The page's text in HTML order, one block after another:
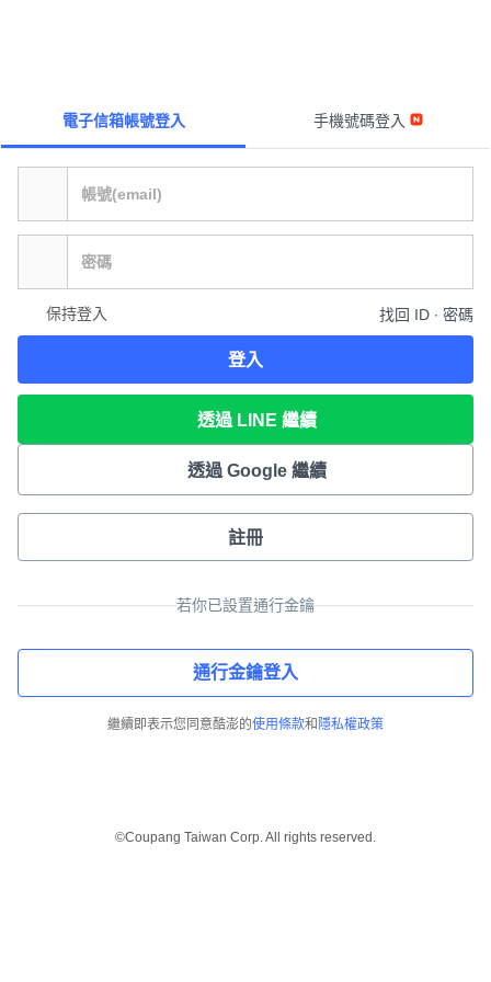
電子信箱帳號登入 手機號碼登入
保持登入 找回 ID ∙ 密碼
登入
透過 LINE 繼續
透過 Google 繼續
註冊
若你已設置通行金鑰
通行金鑰登入
繼續即表示您同意酷澎的使用條款和 隱私權政策
©Coupang Taiwan Corp. All rights reserved.